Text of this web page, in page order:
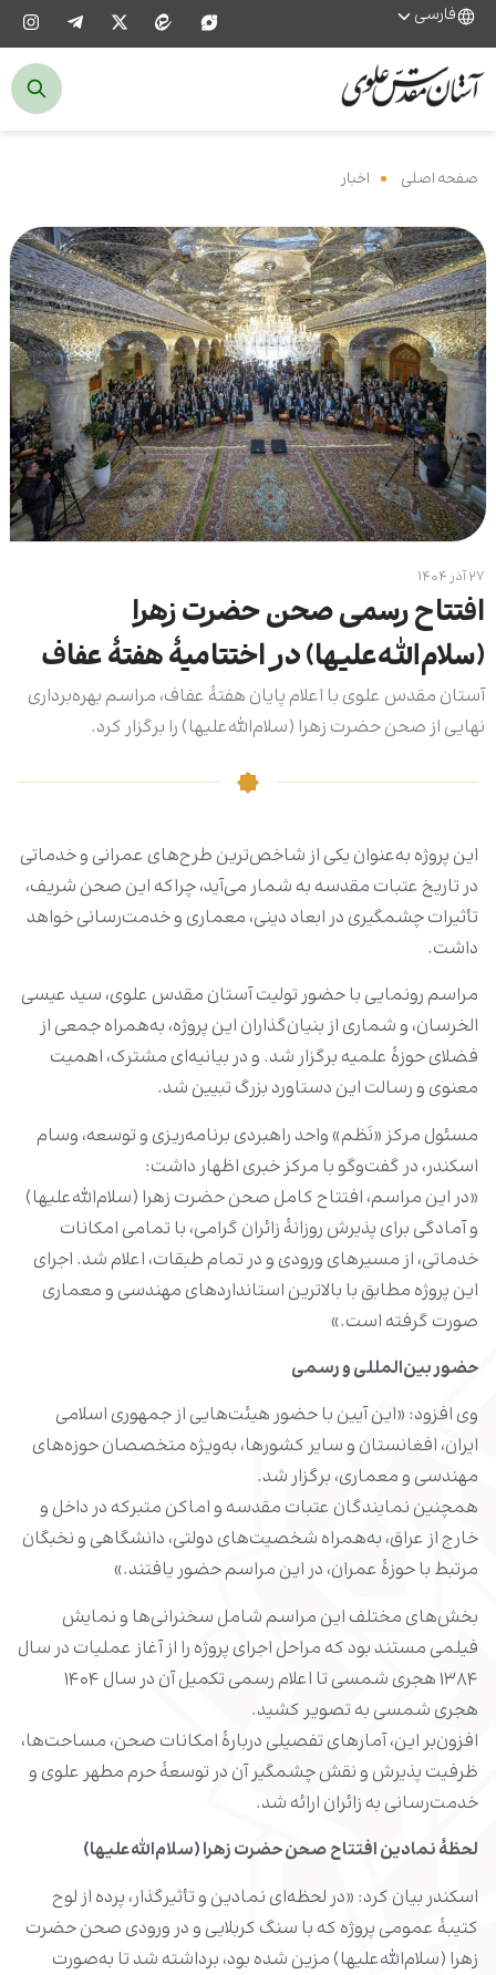
فارسی
صفحه اصلی اخبار
۲۷ آذر ۱۴۰۴
افتتاح رسمی صحن حضرت زهرا
(سلام‌الله‌علیها) در اختتامیۀ هفتۀ عفاف
آستان مقدس علوی با اعلام پایان هفتۀ عفاف، مراسم بهره‌برداری
نهایی از صحن حضرت زهرا (سلام‌الله‌علیها) را برگزار کرد.
این پروژه به‌عنوان یکی از شاخص‌ترین طرح‌های عمرانی و خدماتی
در تاریخ عتبات مقدسه به شمار می‌آید، چراکه این صحن شریف،
تأثیرات چشمگیری در ابعاد دینی، معماری و خدمت‌رسانی خواهد
داشت.
مراسم رونمایی با حضور تولیت آستان مقدس علوی، سید عیسی
الخرسان، و شماری از بنیان‌گذاران این پروژه، به‌همراه جمعی از
فضلای حوزۀ علمیه برگزار شد. و در بیانیه‌ای مشترک، اهمیت
معنوی و رسالت این دستاورد بزرگ تبیین شد.
مسئول مرکز «نَظم» واحد راهبردی برنامه‌ریزی و توسعه، وسام
اسکندر، در گفت‌وگو با مرکز خبری اظهار داشت:
«در این مراسم، افتتاح کامل صحن حضرت زهرا (سلام‌الله‌علیها)
و آمادگی برای پذیرش روزانۀ زائران گرامی، با تمامی امکانات
خدماتی، از مسیرهای ورودی و در تمام طبقات، اعلام شد. اجرای
این پروژه‌ مطابق با بالاترین استانداردهای مهندسی و معماری
صورت گرفته است.»
حضور بین‌المللی و رسمی
وی افزود: «این آیین با حضور هیئت‌هایی از جمهوری اسلامی
ایران، افغانستان و سایر کشورها، به‌ویژه متخصصان حوزه‌های
مهندسی و معماری، برگزار شد.
همچنین نمایندگان عتبات مقدسه و اماکن متبرکه در داخل و
خارج از عراق، به‌همراه شخصیت‌های دولتی، دانشگاهی و نخبگان
مرتبط با حوزۀ عمران، در این مراسم حضور یافتند.»
بخش‌های مختلف این مراسم شامل سخنرانی‌ها و نمایش
فیلمی مستند بود که مراحل اجرای پروژه را از آغاز عملیات در سال
۱۳۸۴ هجری شمسی تا اعلام رسمی تکمیل آن در سال ۱۴۰۴
هجری شمسی به تصویر کشید.
افزون‌بر این، آمارهای تفصیلی دربارۀ امکانات صحن، مساحت‌ها،
ظرفیت پذیرش و نقش چشمگیر آن در توسعۀ حرم مطهر علوی و
خدمت‌رسانی به زائران ارائه شد.
لحظۀ نمادین افتتاح صحن حضرت زهرا (سلام‌الله‌علیها)
اسکندر بیان کرد: «در لحظه‌ای نمادین و تأثیرگذار، پرده از لوح
کتیبۀ عمومی پروژه که با سنگ کربلایی و در ورودی صحن حضرت
زهرا (سلام‌الله‌علیها) مزین شده بود، برداشته شد تا به‌صورت